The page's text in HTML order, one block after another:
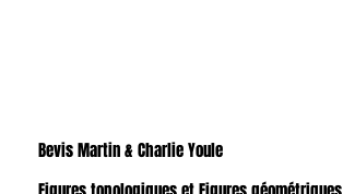
Bevis Martin & Charlie Youle